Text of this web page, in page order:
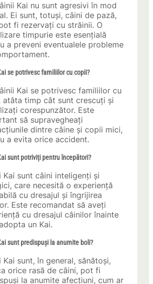
Kai nu sunt agresivi în mod
Ei sunt, totuși, câini de pază,
fi rezervați cu străinii. O
timpurie este esențială
a preveni eventualele probleme
se potrivesc familiilor cu copii?
Kai se potrivesc familiilor cu
atâta timp cât sunt crescuți și
corespunzător. Este
să supravegheați
dintre câine și copii mici,
a evita orice accident.
sunt potriviți pentru începători?
Kai sunt câini inteligenți și
care necesită o experiență
cu dresajul și îngrijirea
Este recomandat să aveți
cu dresajul câinilor înainte
un Kai.
sunt predispuși la anumite boli?
Kai sunt, în general, sănătoși,
orice rasă de câini, pot fi
la anumite afecțiuni, cum ar